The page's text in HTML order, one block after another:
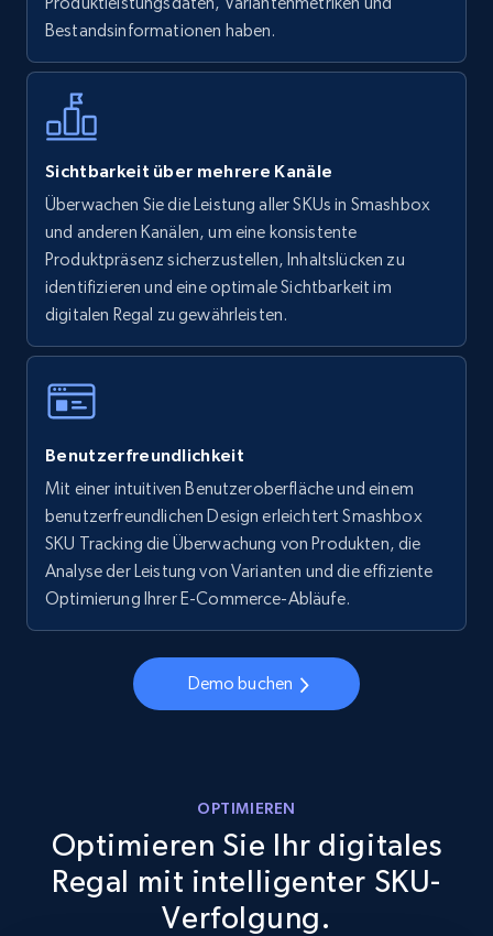
using specific category URL
URL, Final price, Sku, Currency, Gtin,
Specifications, Image urls, Top reviews, and
more.
5.6K+ 876+ Jetzt anfangen
specific keywords
URL, Final price, Sku, Currency, Gtin,
Specifications, Image urls, Top reviews, and
more.
5.6K+ 876+ Jetzt anfangen
Walmart - products - Discover products by
5.6K+ 876+ Jetzt anfangen
Bestandsinformationen haben.
Sichtbarkeit über mehrere Kanäle
Überwachen Sie die Leistung aller SKUs in Smashbox
und anderen Kanälen, um eine konsistente
Produktpräsenz sicherzustellen, Inhaltslücken zu
identifizieren und eine optimale Sichtbarkeit im
digitalen Regal zu gewährleisten.
Benutzerfreundlichkeit
Mit einer intuitiven Benutzeroberfläche und einem
benutzerfreundlichen Design erleichtert Smashbox
SKU Tracking die Überwachung von Produkten, die
Analyse der Leistung von Varianten und die effiziente
Optimierung Ihrer E-Commerce-Abläufe.
Demo buchen
OPTIMIEREN
Optimieren Sie Ihr digitales
Regal mit intelligenter SKU-
Verfolgung.